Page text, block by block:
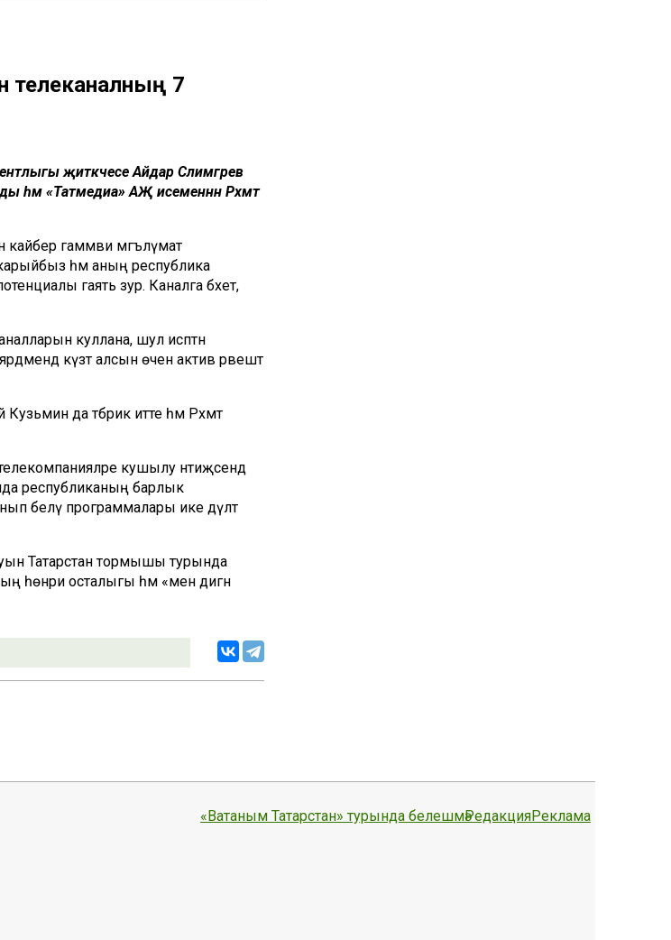
телеканалның 7
җитәкчесе Айдар Сәлимгәрәев
һәм «Татмедиа» АҖ исеменнән Рәхмәт
кайбер гаммәви мәгълүмат
карыйбыз һәм аның республика
гаять зур. Каналга бәхет,
куллана, шул исәптән
күзәтә алсын өчен актив рәвештә
да тәбрик итте һәм Рәхмәт
кушылу нәтиҗәсендә
республиканың барлык
белү программалары ике дәүләт
Татарстан тормышы турында
һөнәри осталыгы һәм «менә дигән
«Ватаным Татарстан» турында белешмәРедакцияРеклама